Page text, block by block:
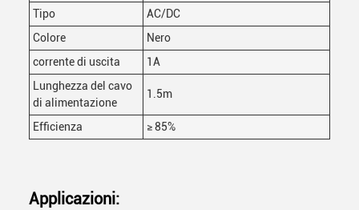
Tipo
AC/DC
Colore
Nero
corrente di uscita
1A
Lunghezza del cavo
di alimentazione
1.5m
Efficienza ≥ 85%
Applicazioni: